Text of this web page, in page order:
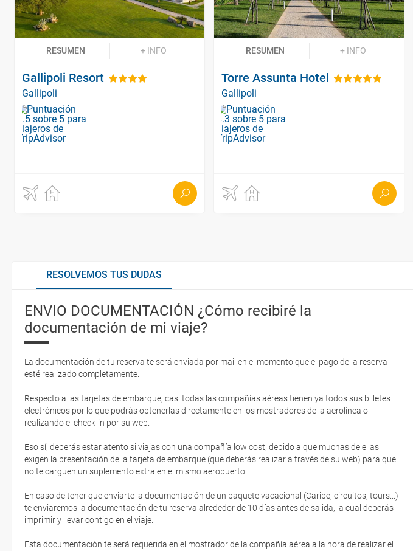
RESUMEN + INFO
Gallipoli Resort
Gallipoli
RESUMEN + INFO
Torre Assunta Hotel
Gallipoli
RESOLVEMOS TUS DUDAS
ENVIO DOCUMENTACIÓN ¿Cómo recibiré la
documentación de mi viaje?
La documentación de tu reserva te será enviada por mail en el momento que el pago de la reserva
esté realizado completamente.
Respecto a las tarjetas de embarque, casi todas las compañías aéreas tienen ya todos sus billetes
electrónicos por lo que podrás obtenerlas directamente en los mostradores de la aerolínea o
realizando el check-in por su web.
Eso sí, deberás estar atento si viajas con una compañía low cost, debido a que muchas de ellas
exigen la presentación de la tarjeta de embarque (que deberás realizar a través de su web) para que
no te carguen un suplemento extra en el mismo aeropuerto.
En caso de tener que enviarte la documentación de un paquete vacacional (Caribe, circuitos, tours...)
te enviaremos la documentación de tu reserva alrededor de 10 días antes de salida, la cual deberás
imprimir y llevar contigo en el viaje.
Esta documentación te será requerida en el mostrador de la compañía aérea a la hora de realizar el